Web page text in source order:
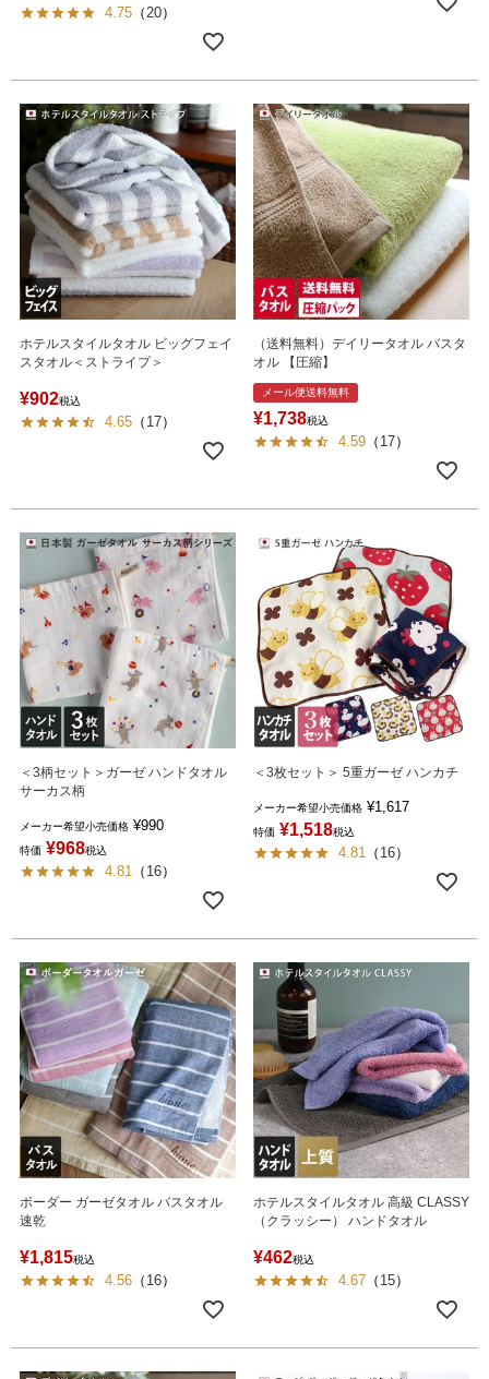
4.75 （ 20）
ホテルスタイルタオル ビッグフェイ
スタオル＜ストライプ＞
¥902税込
4.65 （ 17）
（送料無料）デイリータオル バスタ
オル 【圧縮】
メール便送料無料
¥1,738税込
4.59 （ 17）
＜3柄セット＞ガーゼ ハンドタオル
サーカス柄
メーカー希望小売価格 ¥990
特価 ¥968税込
4.81 （ 16）
＜3枚セット＞ 5重ガーゼ ハンカチ
メーカー希望小売価格 ¥1,617
特価 ¥1,518税込
4.81 （ 16）
ボーダー ガーゼタオル バスタオル
速乾
¥1,815税込
4.56 （ 16）
ホテルスタイルタオル 高級 CLASSY
（クラッシー） ハンドタオル
¥462税込
4.67 （ 15）